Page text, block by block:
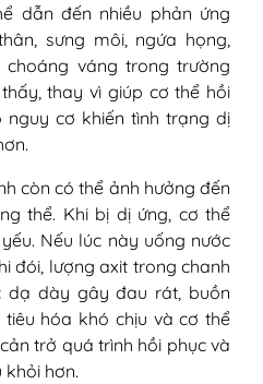
dẫn đến nhiều phản ứng
sưng môi, ngứa họng,
váng trong trường
thay vì giúp cơ thể hồi
nguy cơ khiến tình trạng dị
còn có thể ảnh hưởng đến
thể. Khi bị dị ứng, cơ thể
Nếu lúc này uống nước
đói, lượng axit trong chanh
dạ dày gây đau rát, buồn
hóa khó chịu và cơ thể
trở quá trình hồi phục và
hơn.